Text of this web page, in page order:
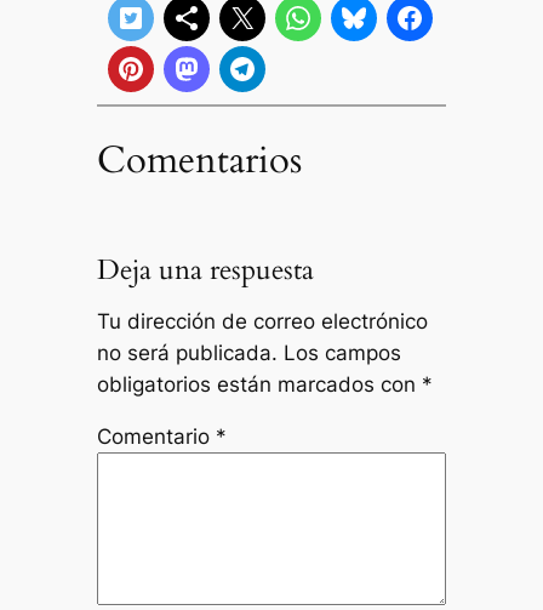
Comentarios
Deja una respuesta
Tu dirección de correo electrónico
no será publicada. Los campos
obligatorios están marcados con *
Comentario *